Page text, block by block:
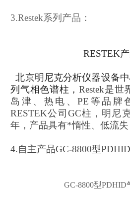
3.Restek系列产品：
RESTEK
北京明尼克分析仪器设备
列气相色谱柱 ，Restek是世
岛津、热电、PE等品牌
RESTEK公司GC柱，明尼
年 ，产品具有*惰性、低流
4.自主产品GC-8800型
GC-8800型PDHID